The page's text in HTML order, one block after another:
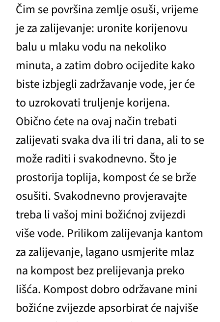
Čim se površina zemlje osuši, vrijeme
je za zalijevanje: uronite korijenovu
balu u mlaku vodu na nekoliko
minuta, a zatim dobro ocijedite kako
biste izbjegli zadržavanje vode, jer će
to uzrokovati truljenje korijena.
Obično ćete na ovaj način trebati
zalijevati svaka dva ili tri dana, ali to se
može raditi i svakodnevno. Što je
prostorija toplija, kompost će se brže
osušiti. Svakodnevno provjeravajte
treba li vašoj mini božićnoj zvijezdi
više vode. Prilikom zalijevanja kantom
za zalijevanje, lagano usmjerite mlaz
na kompost bez prelijevanja preko
lišća. Kompost dobro održavane mini
božićne zvijezde apsorbirat će najviše